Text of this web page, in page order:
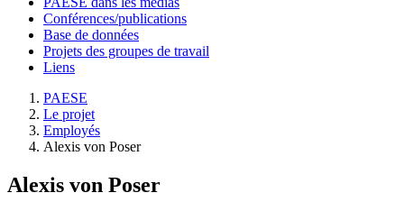
Conférences/publications
Base de données
Projets des groupes de travail
Liens
PAESE
Le projet
Employés
Alexis von Poser
Alexis von Poser